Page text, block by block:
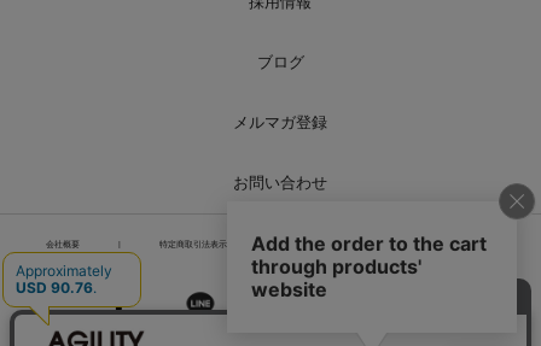
ブログ
メルマガ登録
お問い合わせ
会社概要 | 特定商取引法表示 | 個人情報の取り扱い | サイトマップ